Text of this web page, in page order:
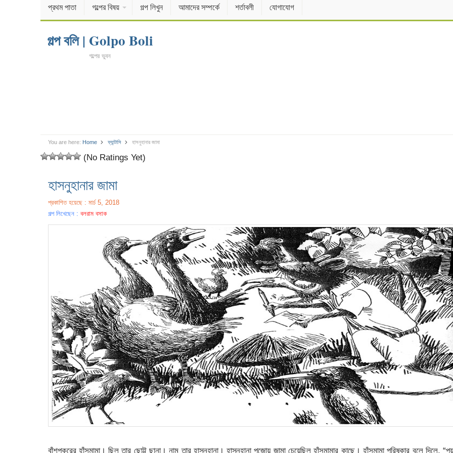
প্রথম পাতা গল্পের বিষয় গল্প লিখুন আমাদের সম্পর্কে শর্তাবলী যোগাযোগ
গল্প বলি | Golpo Boli
গল্পের ভুবন
You are here: Home ফ্যান্টাসি হাসনুহানার জামা
(No Ratings Yet)
হাসনুহানার জামা
প্রকাশিত হয়েছে : মার্চ 5, 2018
গল্প লিখেছেন : বলরাম বসাক
বাঁশপুকুরের হাঁসমামা। ছিল তার ছোট্ট ছানা। নাম তার হাস্নুহানা। হাস্নুহানা পুজোয় জামা চেয়েছিল হাঁসমামার কাছে। হাঁসমামা পরিষ্কার বলে দিলে,